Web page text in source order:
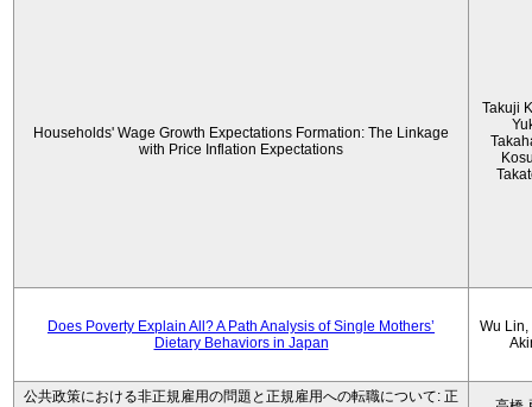
Households' Wage Growth Expectations Formation: The Linkage
with Price Inflation Expectations
Takuji
Does Poverty Explain All? A Path Analysis of Single Mothers’
Dietary Behaviors in Japan
Wu Lin,
公共政策における非正規雇用の問題と正規雇用への転職について: 正